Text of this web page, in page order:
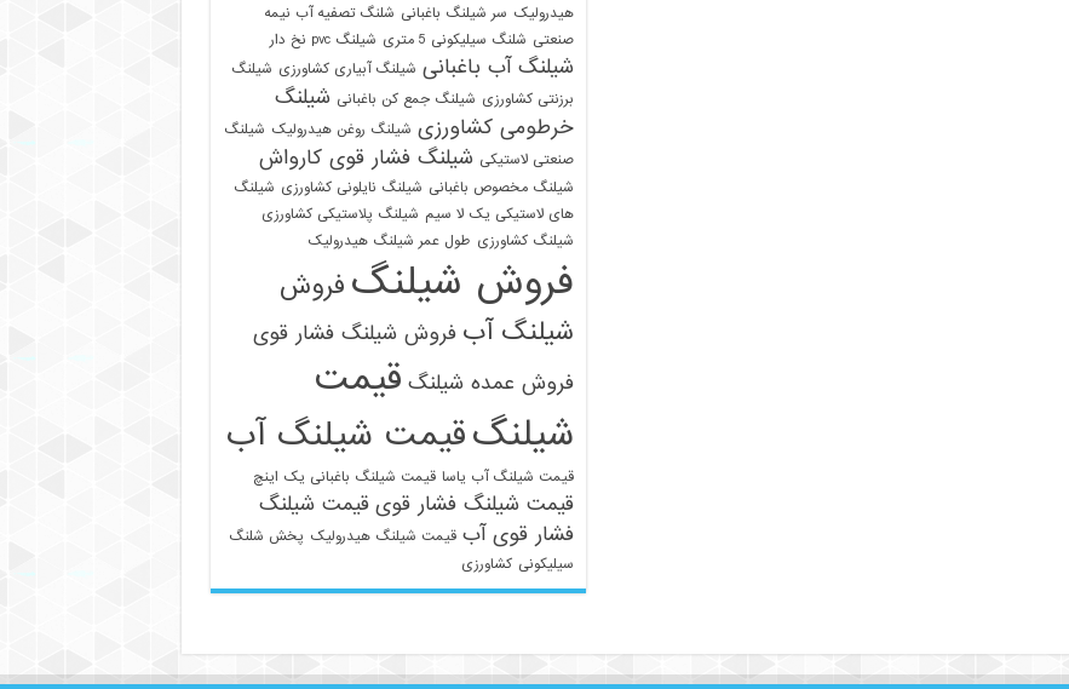
هیدرولیک سر شیلنگ باغبانی شلنگ تصفیه آب نیمه
صنعتی شلنگ سیلیکونی 5 متری شیلنگ pvc نخ دار
شیلنگ آب باغبانی شیلنگ آبیاری کشاورزی شیلنگ
برزنتی کشاورزی شیلنگ جمع کن باغبانی شیلنگ
خرطومی کشاورزی شیلنگ روغن هیدرولیک شیلنگ
صنعتی لاستیکی شیلنگ فشار قوی کارواش
شیلنگ مخصوص باغبانی شیلنگ نایلونی کشاورزی شیلنگ
های لاستیکی یک لا سیم شیلنگ پلاستیکی کشاورزی
شیلنگ کشاورزی طول عمر شیلنگ هیدرولیک
فروش شیلنگ فروش
شیلنگ آب فروش شیلنگ فشار قوی
فروش عمده شیلنگ قیمت
شیلنگقیمت شیلنگ آب
قیمت شیلنگ آب یاسا قیمت شیلنگ باغبانی یک اینچ
قیمت شیلنگ فشار قوی قیمت شیلنگ
فشار قوی آب قیمت شیلنگ هیدرولیک پخش شلنگ
سیلیکونی کشاورزی